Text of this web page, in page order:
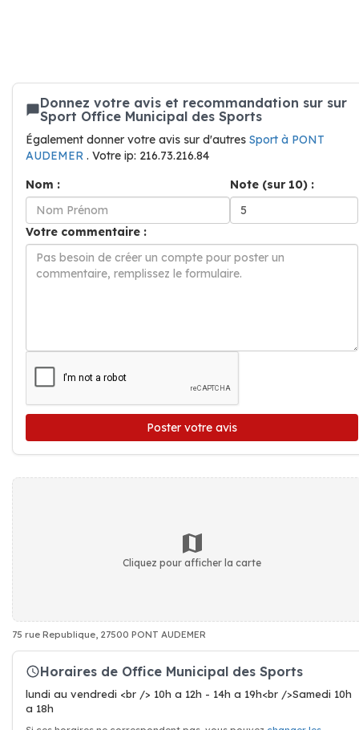
Donnez votre avis et recommandation sur sur
Sport Office Municipal des Sports
Également donner votre avis sur d'autres Sport à PONT
AUDEMER . Votre ip: 216.73.216.84
Nom :
Note (sur 10) :
Votre commentaire :
Poster votre avis
Cliquez pour afficher la carte
75 rue Republique, 27500 PONT AUDEMER
Horaires de Office Municipal des Sports
lundi au vendredi <br /> 10h a 12h - 14h a 19h<br />Samedi 10h
a 18h